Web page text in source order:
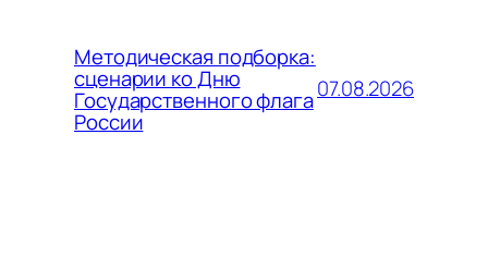
Методическая подборка:
сценарии ко Дню
Государственного флага
России
07.08.2026